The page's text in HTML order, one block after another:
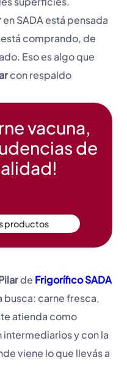
en SADA está pensada
comprando, de
Eso es algo que
con respaldo
vacuna,
de
productos
de Frigorífico SADA
busca: carne fresca,
atienda como
y con la
viene lo que llevás a